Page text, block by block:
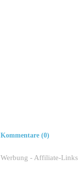
Kommentare (0)
Werbung - Affiliate-Links